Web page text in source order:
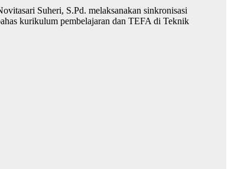
Suheri, S.Pd. melaksanakan sinkronisasi
kurikulum pembelajaran dan TEFA di Teknik